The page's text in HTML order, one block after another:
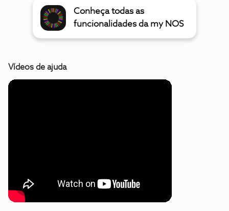
Conheça todas as
funcionalidades da my NOS
Vídeos de ajuda